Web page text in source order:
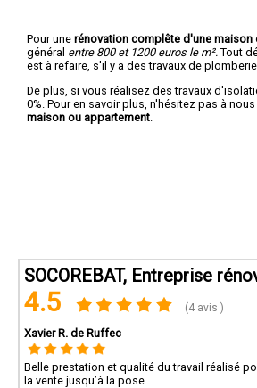
Pour une rénovation complête d'une maison
général entre 800 et 1200 euros le m². Tout
est à refaire, s'il y a des travaux de plomberie
De plus, si vous réalisez des travaux
0%. Pour en savoir plus, n'hésitez pas à
maison ou appartement
SOCOREBAT, Entreprise
4.5 (4 avis )
Xavier R. de Ruffec
Belle prestation et qualité du travail réalisé
la vente jusqu’à la pose.